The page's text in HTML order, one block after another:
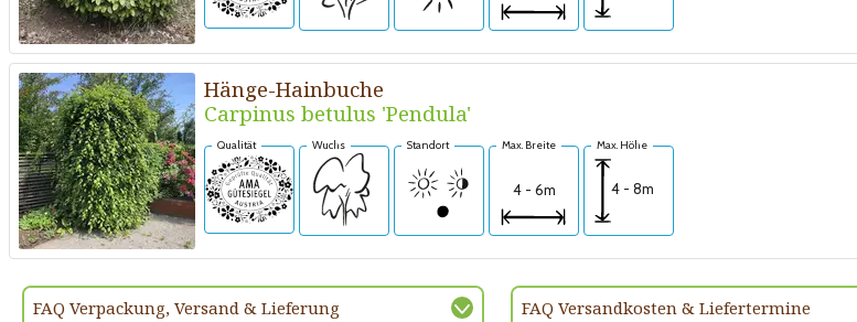
Hänge-Hainbuche
Carpinus betulus 'Pendula'
Qualität Wuchs Standort Max. Breite
4 - 6m
Max. Höhe
4 - 8m
FAQ Verpackung, Versand & Lieferung FAQ Versandkosten & Liefertermine